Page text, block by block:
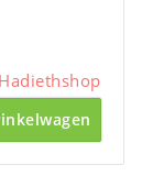
Hadiethshop